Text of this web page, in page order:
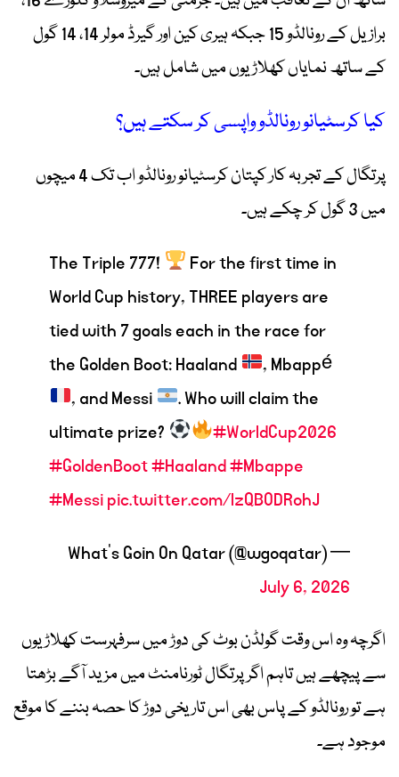
برازیل کے رونالڈو 15 جبکہ ہیری کین اور گیرڈ مولر 14، 14 گول
کے ساتھ نمایاں کھلاڑیوں میں شامل ہیں۔
کیا کرسٹیانو رونالڈو واپسی کر سکتے ہیں؟
پرتگال کے تجربہ کار کپتان کرسٹیانو رونالڈو اب تک 4 میچوں
میں 3 گول کر چکے ہیں۔
The Triple 777!
For the first time in
World Cup history, THREE players are
tied with 7 goals each in the race for
the Golden Boot: Haaland
, Mbappé
, and Messi
. Who will claim the
ultimate prize?
#WorldCup2026
#GoldenBoot#Haaland#Mbappe
#Messipic.twitter.com/lzQBODRohJ
— What's Goin On Qatar (@wgoqatar)
July 6, 2026
اگرچہ وہ اس وقت گولڈن بوٹ کی دوڑ میں سرفہرست کھلاڑیوں
سے پیچھے ہیں تاہم اگر پرتگال ٹورنامنٹ میں مزید آگے بڑھتا
ہے تو رونالڈو کے پاس بھی اس تاریخی دوڑ کا حصہ بننے کا موقع
موجود ہے۔